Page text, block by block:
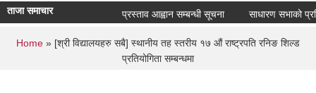
ताजा समाचार प्रस्ताव आह्वान सम्बन्धी सूचना साधारण सभाको
You are here
Home » [श्री विद्यालयहरु सबै] स्थानीय तह स्तरीय १७ औं राष्ट्रपति रनिङ शिल्ड
प्रतियोगिता सम्बन्धमा